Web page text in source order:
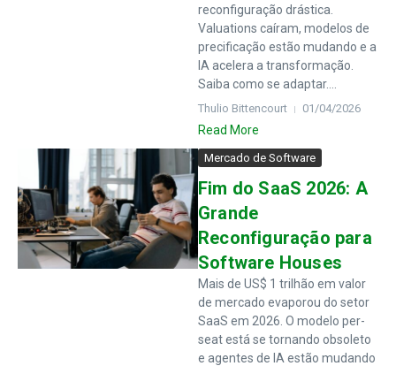
reconfiguração drástica.
Valuations caíram, modelos de
precificação estão mudando e a
IA acelera a transformação.
Saiba como se adaptar....
Thulio Bittencourt 01/04/2026
Read More
Mercado de Software
Fim do SaaS 2026: A
Grande
Reconfiguração para
Software Houses
Mais de US$ 1 trilhão em valor
de mercado evaporou do setor
SaaS em 2026. O modelo per-
seat está se tornando obsoleto
e agentes de IA estão mudando